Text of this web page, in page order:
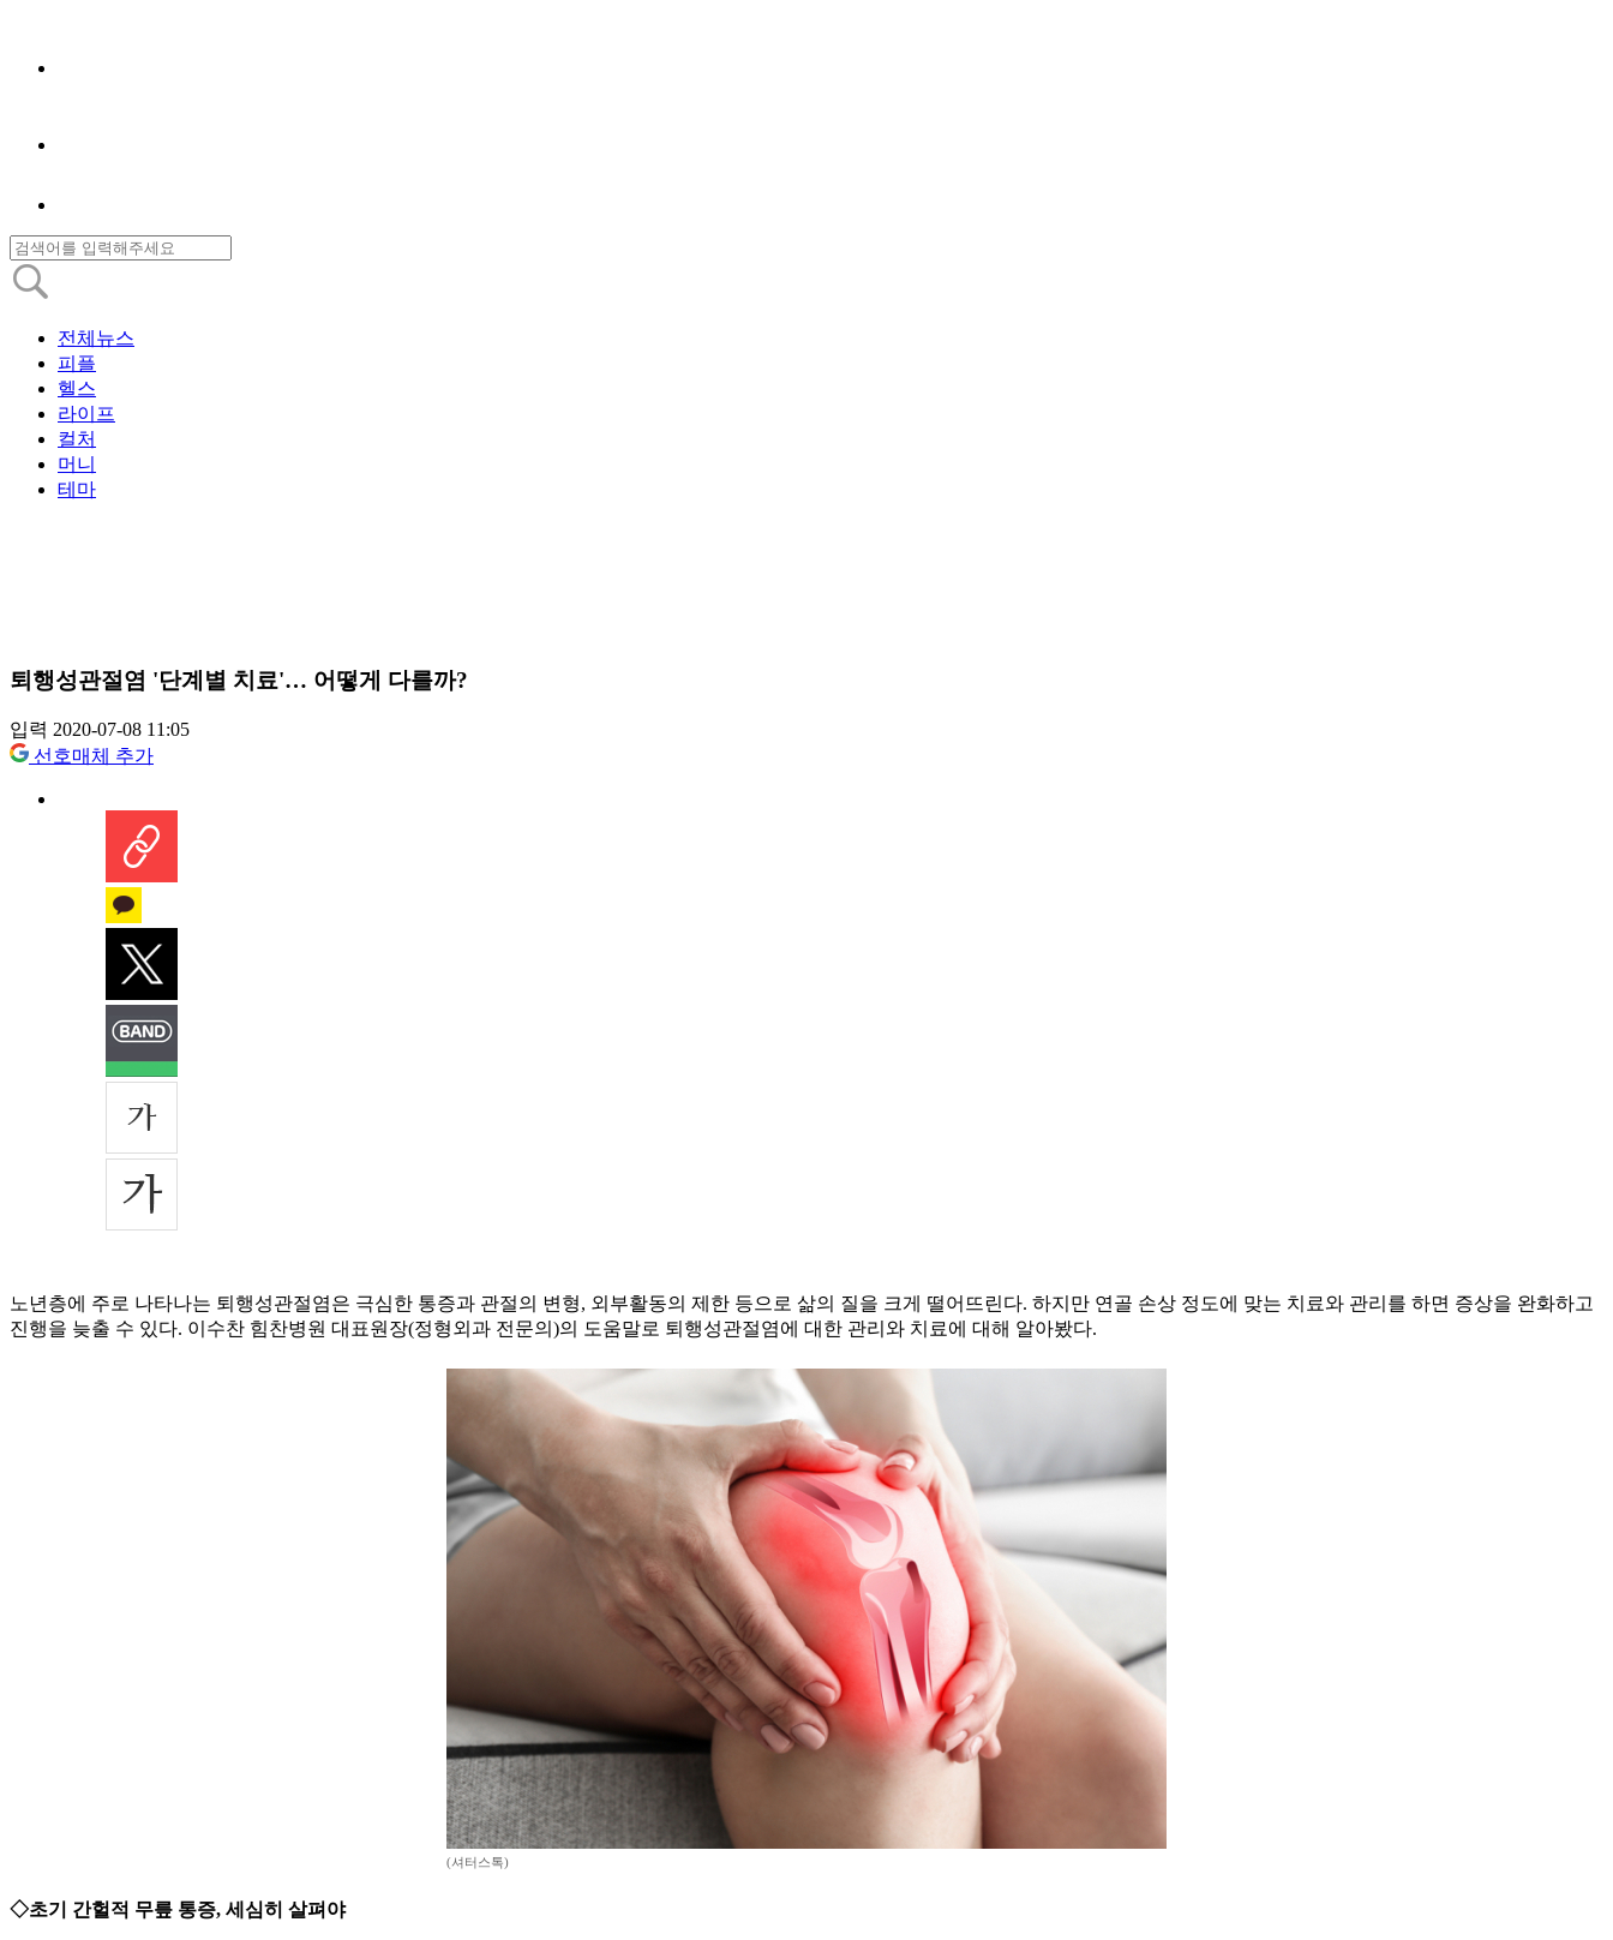
전체뉴스
피플
헬스
라이프
컬처
머니
테마
퇴행성관절염 '단계별 치료'… 어떻게 다를까?
입력 2020-07-08 11:05
선호매체 추가
노년층에 주로 나타나는 퇴행성관절염은 극심한 통증과 관절의 변형, 외부활동의 제한 등으로 삶의 질을 크게 떨어뜨린다. 하지만 연골 손상 정도에 맞는 치료와 관리를 하면 증상을 완화하고
진행을 늦출 수 있다. 이수찬 힘찬병원 대표원장(정형외과 전문의)의 도움말로 퇴행성관절염에 대한 관리와 치료에 대해 알아봤다.
(셔터스톡)
◇초기 간헐적 무릎 통증, 세심히 살펴야